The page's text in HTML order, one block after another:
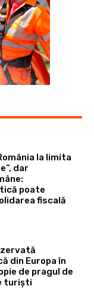
la limita
dar
poate
fiscală
din Europa în
de pragul de
turiști